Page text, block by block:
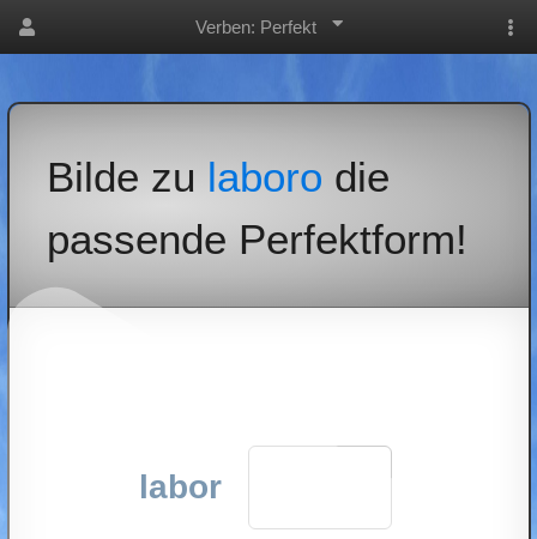
Verben: Perfekt
Bilde zu laboro die
passende Perfektform!
labor